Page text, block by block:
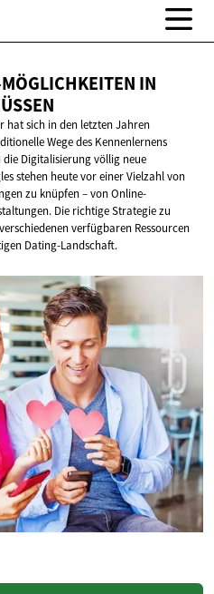
IN
hat sich in den letzten Jahren
Wege des Kennenlernens
Digitalisierung völlig neue
stehen heute vor einer Vielzahl von
zu knüpfen – von Online-
Die richtige Strategie zu
verfügbaren Ressourcen
Dating-Landschaft.